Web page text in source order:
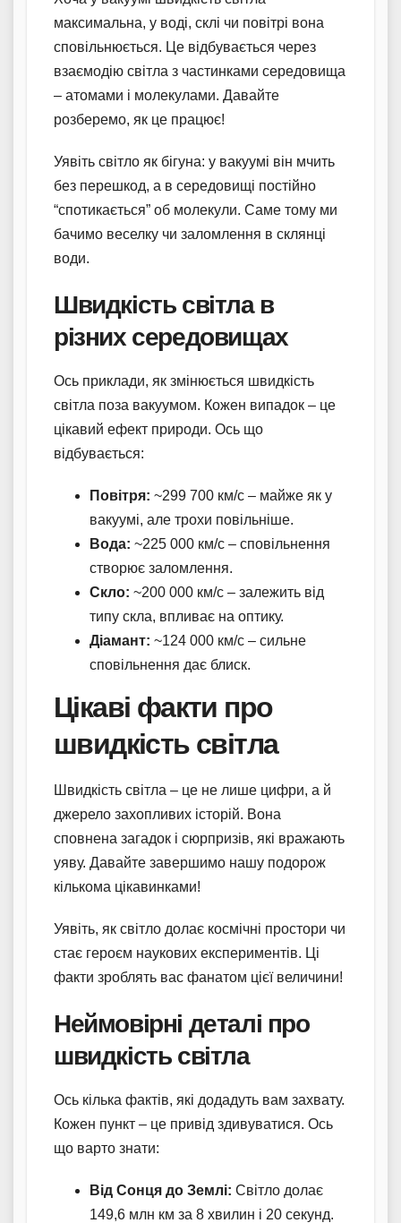
максимальна, у воді, склі чи повітрі вона
сповільнюється. Це відбувається через
взаємодію світла з частинками середовища
– атомами і молекулами. Давайте
розберемо, як це працює!
Уявіть світло як бігуна: у вакуумі він мчить
без перешкод, а в середовищі постійно
“спотикається” об молекули. Саме тому ми
бачимо веселку чи заломлення в склянці
води.
Швидкість світла в
різних середовищах
Ось приклади, як змінюється швидкість
світла поза вакуумом. Кожен випадок – це
цікавий ефект природи. Ось що
відбувається:
Повітря: ~299 700 км/с – майже як у
вакуумі, але трохи повільніше.
Вода: ~225 000 км/с – сповільнення
створює заломлення.
Скло: ~200 000 км/с – залежить від
типу скла, впливає на оптику.
Діамант: ~124 000 км/с – сильне
сповільнення дає блиск.
Цікаві факти про
швидкість світла
Швидкість світла – це не лише цифри, а й
джерело захопливих історій. Вона
сповнена загадок і сюрпризів, які вражають
уяву. Давайте завершимо нашу подорож
кількома цікавинками!
Уявіть, як світло долає космічні простори чи
стає героєм наукових експериментів. Ці
факти зроблять вас фанатом цієї величини!
Неймовірні деталі про
швидкість світла
Ось кілька фактів, які додадуть вам захвату.
Кожен пункт – це привід здивуватися. Ось
що варто знати:
Від Сонця до Землі: Світло долає
149,6 млн км за 8 хвилин і 20 секунд.